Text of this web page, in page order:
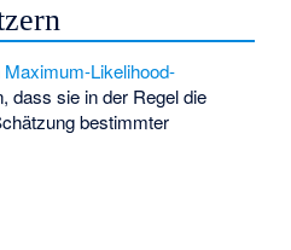
Likelihood-
dass sie in der Regel die
bestimmter